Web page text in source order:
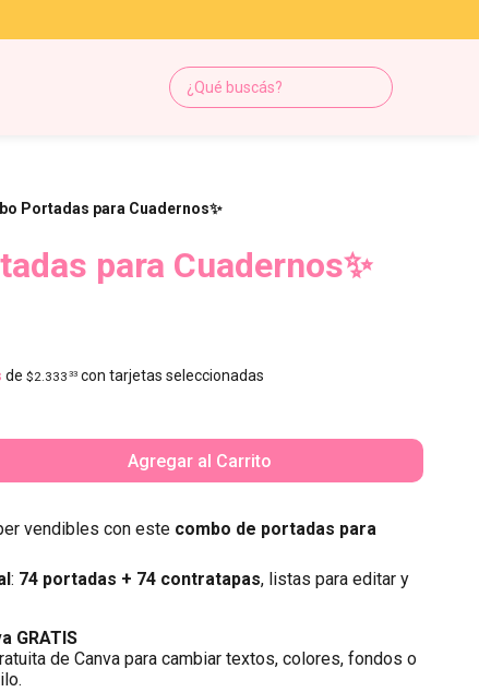
Portadas para Cuadernos✨
para Cuadernos✨
de$2.333 33 con tarjetas seleccionadas
Agregar al Carrito
vendibles con este combo de portadas para
: 74 portadas + 74 contratapas, listas para editar y
GRATIS
de Canva para cambiar textos, colores, fondos o